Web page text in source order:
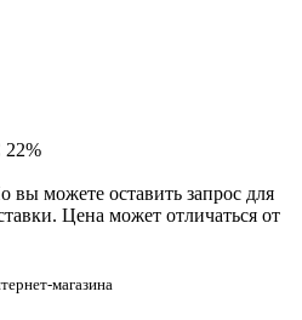
22%
вы можете оставить запрос для
Цена может отличаться от
магазина